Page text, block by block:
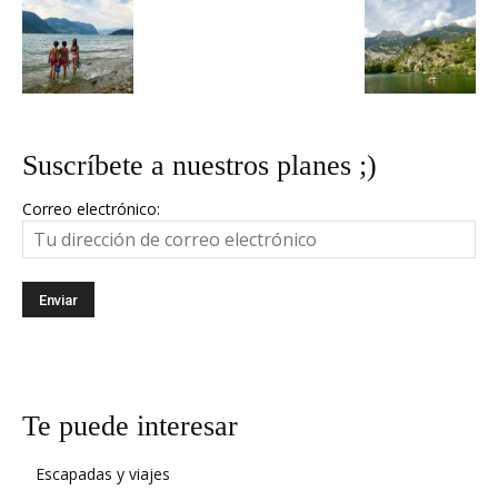
Suscríbete a nuestros planes ;)
Correo electrónico:
Te puede interesar
Escapadas y viajes